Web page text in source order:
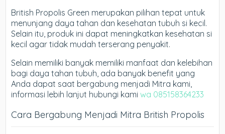
British Propolis Green merupakan pilihan tepat untuk
menunjang daya tahan dan kesehatan tubuh si kecil.
Selain itu, produk ini dapat meningkatkan kesehatan si
kecil agar tidak mudah terserang penyakit.
Selain memiliki banyak memiliki manfaat dan kelebihan
bagi daya tahan tubuh, ada banyak benefit yang
Anda dapat saat bergabung menjadi Mitra kami,
informasi lebih lanjut hubungi kamiwa 085158364233
Cara Bergabung Menjadi Mitra British Propolis